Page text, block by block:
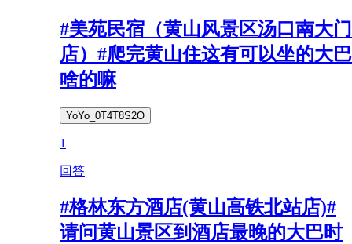
#美苑民宿（黄山风景区汤口南大门
店）#爬完黄山住这有可以坐的大巴
啥的嘛
YoYo_0T4T8S2O
1
回答
#格林东方酒店(黄山高铁北站店)#
请问黄山景区到酒店最晚的大巴时